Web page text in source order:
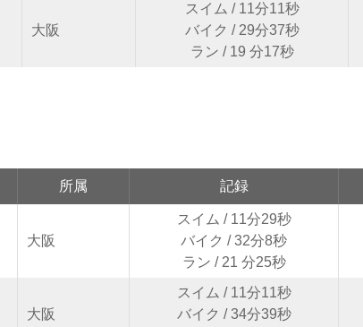
大阪
スイム / 11分11秒
バイク / 29分37秒
ラン / 19 分17秒
所属 記録
大阪
スイム / 11分29秒
バイク / 32分8秒
ラン / 21 分25秒
大阪
スイム / 11分11秒
バイク / 34分39秒